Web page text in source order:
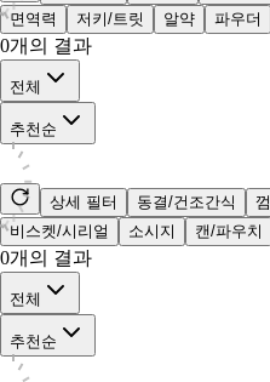
면역력
저키/트릿 알약 파우더
0개의 결과
전체
추천순
상세 필터 동결/건조간식 껌
비스켓/시리얼
소시지 캔/파우치
0개의 결과
전체
추천순